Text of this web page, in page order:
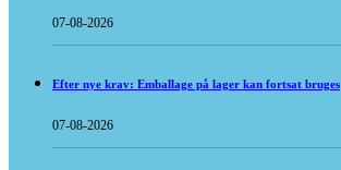
07-08-2026
Efter nye krav: Emballage på lager kan fortsat bruges
07-08-2026